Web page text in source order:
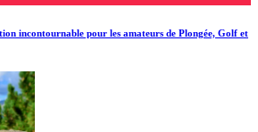
incontournable pour les amateurs de Plongée, Golf et